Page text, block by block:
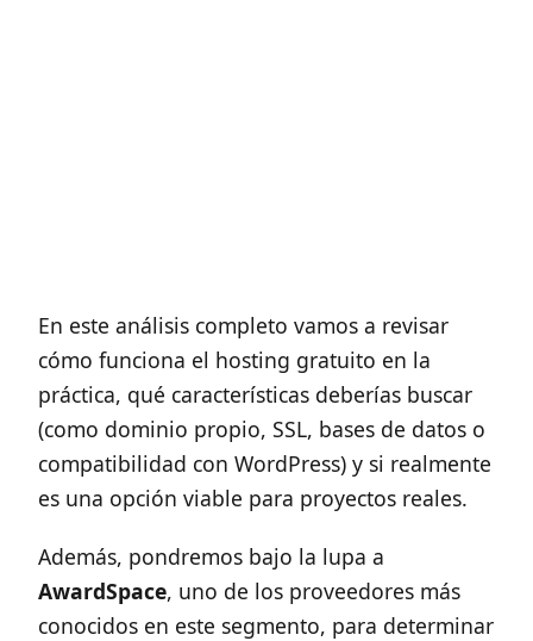
En este análisis completo vamos a revisar
cómo funciona el hosting gratuito en la
práctica, qué características deberías buscar
(como dominio propio, SSL, bases de datos o
compatibilidad con WordPress) y si realmente
es una opción viable para proyectos reales.
Además, pondremos bajo la lupa a
AwardSpace, uno de los proveedores más
conocidos en este segmento, para determinar